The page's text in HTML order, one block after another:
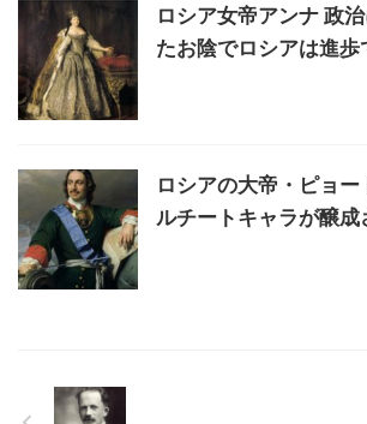
ロシア女帝アンナ 政
たお陰でロシアは進歩
ロシアの大帝・ピョー
ルチートキャラが醸成